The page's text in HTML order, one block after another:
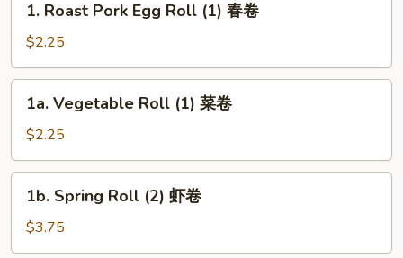
Roast
Pork
Egg
Roll
(1)
1. Roast Pork Egg Roll (1) 春卷
$2.25
Vegetable
Roll
(1)
菜
1a. Vegetable Roll (1) 菜卷
$2.25
Spring
Roll
(2)
1b. Spring Roll (2) 虾卷
$3.75